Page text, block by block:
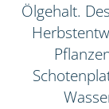
Ölgehalt.